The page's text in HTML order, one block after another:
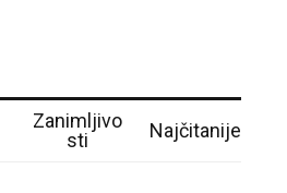
Zanimljivo
sti
Najčitanije